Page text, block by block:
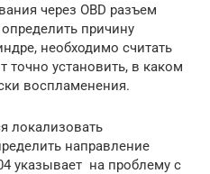
через OBD разъем
причину
необходимо считать
установить, в каком
воспламенения.
локализовать
направление
указывает на проблему с